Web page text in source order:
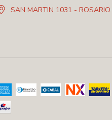
SAN MARTIN 1031 - ROSARIO